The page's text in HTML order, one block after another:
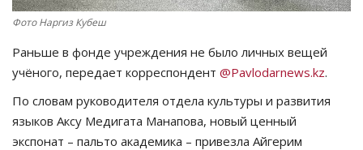
Язык
Фото Наргиз Кубеш
Раньше в фонде учреждения не было личных вещей
учёного, передает корреспондент @Pavlodarnews.kz.
По словам руководителя отдела культуры и развития
языков Аксу Медигата Манапова, новый ценный
экспонат – пальто академика – привезла Айгерим